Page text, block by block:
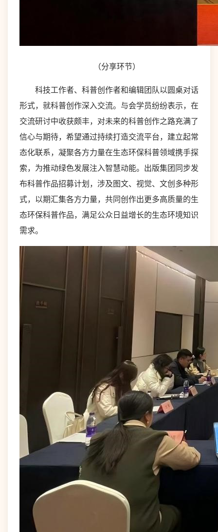
（分享环节）
科技工作者、科普创作者和编辑团队以圆桌对话
形式，就科普创作深入交流。与会学员纷纷表示，在
交流研讨中收获颇丰，对未来的科普创作之路充满了
信心与期待，希望通过持续打造交流平台，建立起常
态化联系，凝聚各方力量在生态环保科普领域携手探
索，为推动绿色发展注入智慧动能。出版集团同步发
布科普作品招募计划，涉及图文、视觉、文创多种形
式，以期汇集各方力量，共同创作出更多高质量的生
态环保科普作品，满足公众日益增长的生态环境知识
需求。